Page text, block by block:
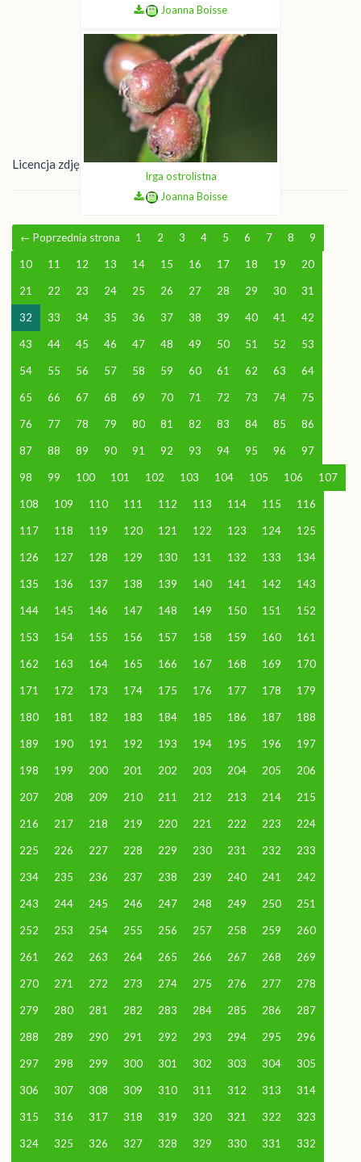
Joanna Boisse
Irga ostrolistna
Joanna Boisse
Licencja zdjęć:CC-BY-SA 4.0
← Poprzednia strona 1 2 3 4 5 6 7 8 9
10 11 12 13 14 15 16 17 18 19 20
21 22 23 24 25 26 27 28 29 30 31
32 33 34 35 36 37 38 39 40 41 42
43 44 45 46 47 48 49 50 51 52 53
54 55 56 57 58 59 60 61 62 63 64
65 66 67 68 69 70 71 72 73 74 75
76 77 78 79 80 81 82 83 84 85 86
87 88 89 90 91 92 93 94 95 96 97
98 99 100 101 102 103 104 105 106 107
108 109 110 111 112 113 114 115 116
117 118 119 120 121 122 123 124 125
126 127 128 129 130 131 132 133 134
135 136 137 138 139 140 141 142 143
144 145 146 147 148 149 150 151 152
153 154 155 156 157 158 159 160 161
162 163 164 165 166 167 168 169 170
171 172 173 174 175 176 177 178 179
180 181 182 183 184 185 186 187 188
189 190 191 192 193 194 195 196 197
198 199 200 201 202 203 204 205 206
207 208 209 210 211 212 213 214 215
216 217 218 219 220 221 222 223 224
225 226 227 228 229 230 231 232 233
234 235 236 237 238 239 240 241 242
243 244 245 246 247 248 249 250 251
252 253 254 255 256 257 258 259 260
261 262 263 264 265 266 267 268 269
270 271 272 273 274 275 276 277 278
279 280 281 282 283 284 285 286 287
288 289 290 291 292 293 294 295 296
297 298 299 300 301 302 303 304 305
306 307 308 309 310 311 312 313 314
315 316 317 318 319 320 321 322 323
324 325 326 327 328 329 330 331 332